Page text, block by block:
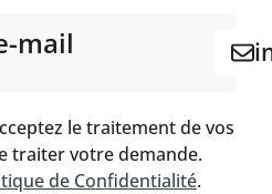
mail
le traitement de vos
traiter votre demande.
de Confidentialité.